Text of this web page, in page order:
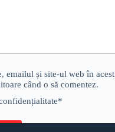
emailul și site-ul web în acest
când o să comentez.
*